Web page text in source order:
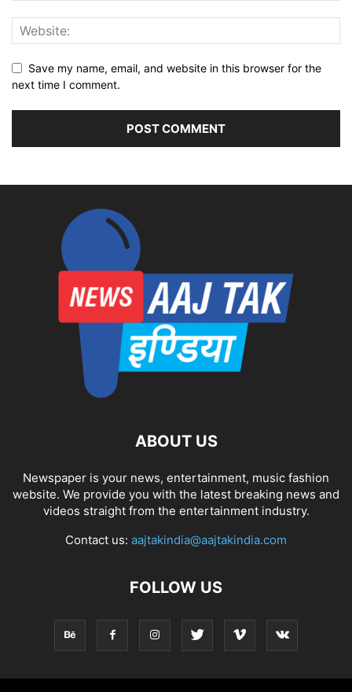
Save my name, email, and website in this browser for the
next time I comment.
ABOUT US
Newspaper is your news, entertainment, music fashion
website. We provide you with the latest breaking news and
videos straight from the entertainment industry.
Contact us: aajtakindia@aajtakindia.com
FOLLOW US